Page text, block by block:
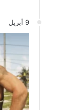
9 أبريل